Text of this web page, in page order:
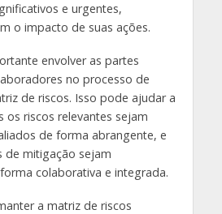
e urgentes,
o impacto de suas ações.
envolver as partes
no processo de
de riscos. Isso pode ajudar a
os riscos relevantes sejam
de forma abrangente, e
de mitigação sejam
colaborativa e integrada.
a matriz de riscos